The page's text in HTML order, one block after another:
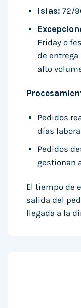
Islas: 72/
Friday o
de
alto
Pedidos
días
Pedidos
gestionan
El tiempo de
salida del
llegada a la